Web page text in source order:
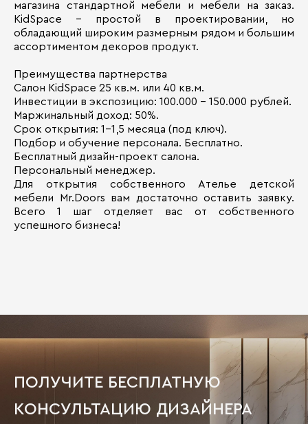
магазина стандартной мебели и мебели на заказ.
KidSpace – простой в проектировании, но
обладающий широким размерным рядом и большим
ассортиментом декоров продукт.
Преимущества партнерства
Салон KidSpace 25 кв.м. или 40 кв.м.
Инвестиции в экспозицию: 100.000 - 150.000 рублей.
Маржинальный доход: 50%.
Срок открытия: 1-1,5 месяца (под ключ).
Подбор и обучение персонала. Бесплатно.
Бесплатный дизайн-проект салона.
Персональный менеджер.
Для открытия собственного Ателье детской
мебели Mr.Doors вам достаточно оставить заявку.
Всего 1 шаг отделяет вас от собственного
успешного бизнеса!
ПОЛУЧИТЕ БЕСПЛАТНУЮ
КОНСУЛЬТАЦИЮ ДИЗАЙНЕРА